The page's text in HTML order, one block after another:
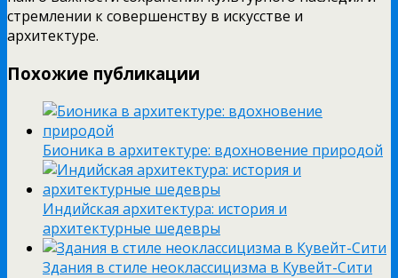
стремлении к совершенству в искусстве и
архитектуре.
Похожие публикации
Бионика в архитектуре: вдохновение природой
Индийская архитектура: история и
архитектурные шедевры
Здания в стиле неоклассицизма в Кувейт-Сити